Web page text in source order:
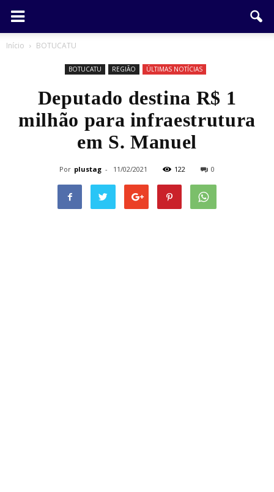
Início BOTUCATU
BOTUCATU REGIÃO ÚLTIMAS NOTÍCIAS
Deputado destina R$ 1
milhão para infraestrutura
em S. Manuel
Por plustag - 11/02/2021 122 0